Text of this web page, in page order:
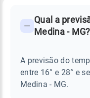
TEMPO
Perguntas
sobre
chuva
Qual a
Medina - MG?
A previsão do
entre 16° e 28° e
Medina - MG.